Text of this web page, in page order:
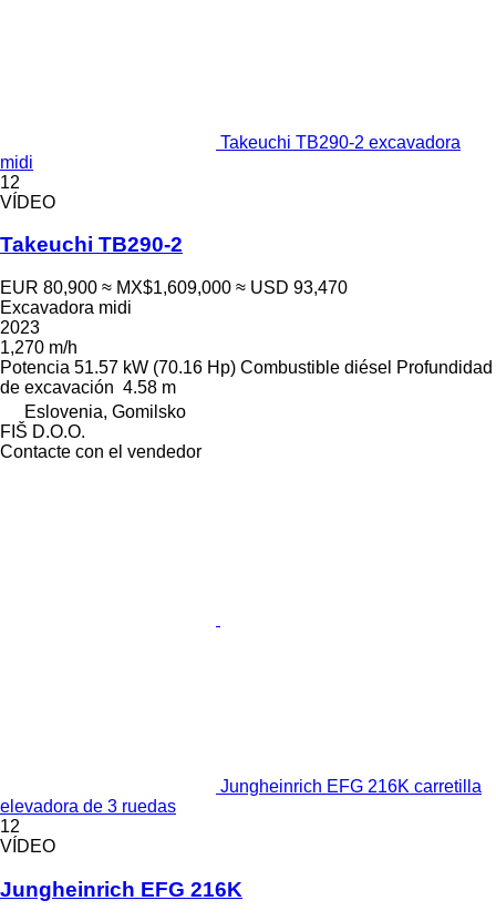
Takeuchi TB290-2 excavadora
midi
12
VÍDEO
Takeuchi TB290-2
EUR 80,900 ≈ MX$1,609,000 ≈ USD 93,470
Excavadora midi
2023
1,270 m/h
Potencia 51.57 kW (70.16 Hp) Combustible diésel Profundidad
de excavación 4.58 m
Eslovenia, Gomilsko
FIŠ D.O.O.
Contacte con el vendedor
Jungheinrich EFG 216K carretilla
elevadora de 3 ruedas
12
VÍDEO
Jungheinrich EFG 216K